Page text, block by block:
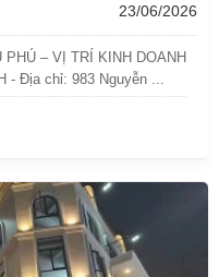
23/06/2026
– VỊ TRÍ KINH DOANH
- Địa chỉ: 983 Nguyễn ...